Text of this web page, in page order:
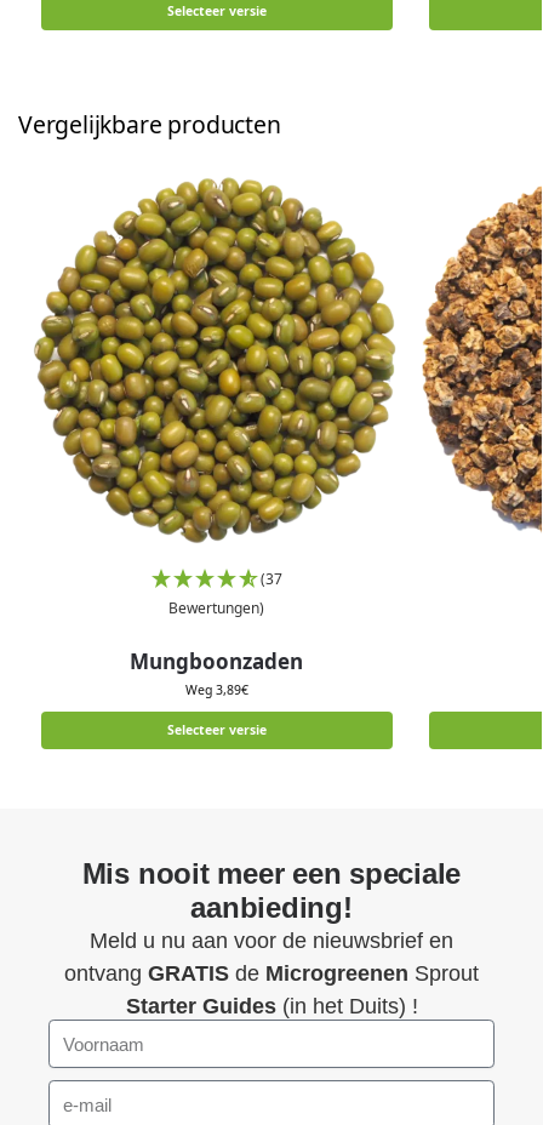
Selecteer versie
Vergelijkbare producten
(37
Bewertungen)
Mungboonzaden
Weg 3,89€
Selecteer versie
Mis nooit meer een speciale
aanbieding!
Meld u nu aan voor de nieuwsbrief en
ontvang GRATIS de Microgreenen Sprout
Starter Guides(in het Duits) !